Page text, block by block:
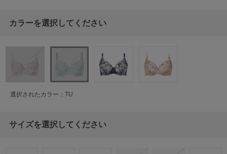
カラーを選択してください
選択されたカラー：TU
サイズを選択してください